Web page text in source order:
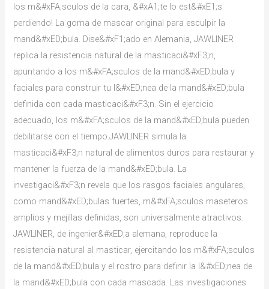
los m&#xFA;sculos de la cara, &#xA1;te lo est&#xE1;s
perdiendo! La goma de mascar original para esculpir la
mand&#xED;bula. Dise&#xF1;ado en Alemania, JAWLINER
replica la resistencia natural de la masticaci&#xF3;n,
apuntando a los m&#xFA;sculos de la mand&#xED;bula y
faciales para construir tu l&#xED;nea de la mand&#xED;bula
definida con cada masticaci&#xF3;n. Sin el ejercicio
adecuado, los m&#xFA;sculos de la mand&#xED;bula pueden
debilitarse con el tiempo.JAWLINER simula la
masticaci&#xF3;n natural de alimentos duros para restaurar y
mantener la fuerza de la mand&#xED;bula. La
investigaci&#xF3;n revela que los rasgos faciales angulares,
como mand&#xED;bulas fuertes, m&#xFA;sculos maseteros
amplios y mejillas definidas, son universalmente atractivos.
JAWLINER, de ingenier&#xED;a alemana, reproduce la
resistencia natural al masticar, ejercitando los m&#xFA;sculos
de la mand&#xED;bula y el rostro para definir la l&#xED;nea de
la mand&#xED;bula con cada mascada. Las investigaciones